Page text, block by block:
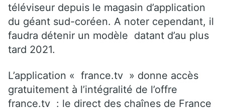
téléviseur depuis le magasin d’application
du géant sud-coréen. A noter cependant, il
faudra détenir un modèle datant d’au plus
tard 2021.
L’application « france.tv » donne accès
gratuitement à l’intégralité de l’offre
france.tv : le direct des chaînes de France